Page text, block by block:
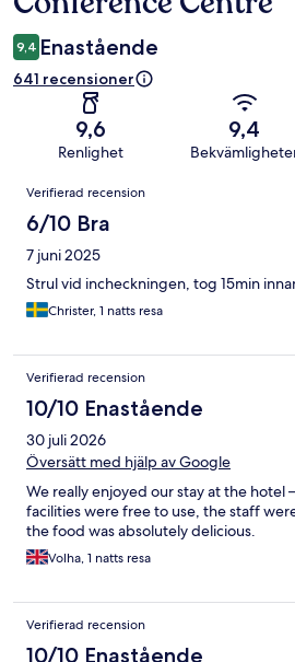
9,4 Enastående
641 recensioner
9,6
Renlighet
9,4
Recensioner
Verifierad recension
6/10 Bra
7 juni 2025
Strul vid incheckningen, tog 15min
Christer, 1 natts resa
Verifierad recension
10/10 Enastående
30 juli 2026
Översätt med hjälp av Google
We really enjoyed our stay at the
facilities were free to use, the staff
the food was absolutely delicious.
Volha, 1 natts resa
Verifierad recension
10/10 Enastående